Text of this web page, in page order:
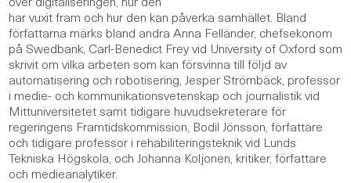
har vuxit fram och hur den kan påverka samhället. Bland
författarna märks bland andra Anna Felländer, chefsekonom
på Swedbank, Carl-Benedict Frey vid University of Oxford som
skrivit om vilka arbeten som kan försvinna till följd av
automatisering och robotisering, Jesper Strömbäck, professor
i medie- och kommunikationsvetenskap och journalistik vid
Mittuniversitetet samt tidigare huvudsekreterare för
regeringens Framtidskommission, Bodil Jönsson, författare
och tidigare professor i rehabiliteringsteknik vid Lunds
Tekniska Högskola, och Johanna Koljonen, kritiker, författare
och medieanalytiker.